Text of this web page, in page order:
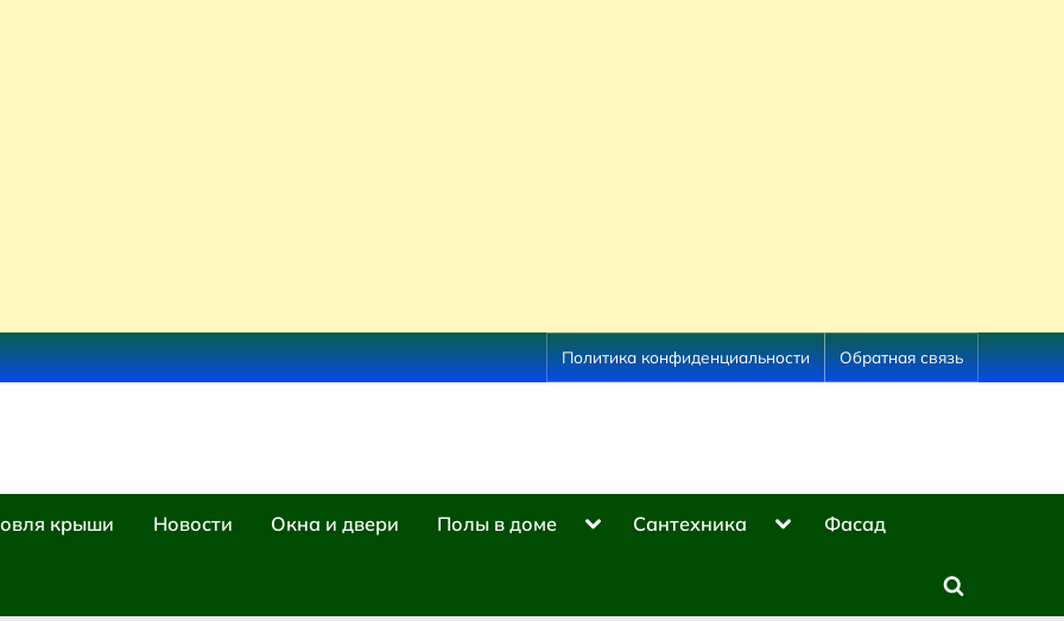
Политика конфиденциальности Обратная связь
крыши Новости Окна и двери Полы в доме
ToggleСантехника
ToggleФасад
Toggle